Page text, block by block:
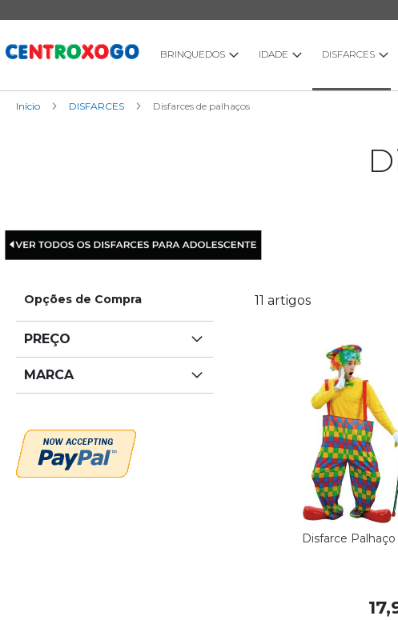
para
Conteúdo
BRINQUEDOS IDADE DISFARCES
Início DISFARCES Disfarces de palhaços
11 artigos
Disfarce Palhaço
Opções de Compra
PREÇO
MARCA